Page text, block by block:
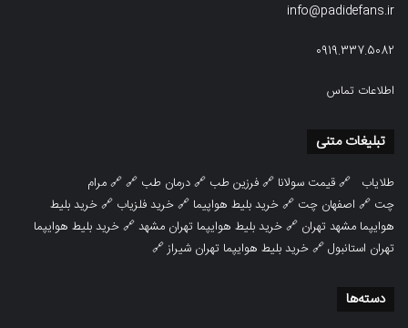
info@padidefans.ir
0919.337.5082
اطلاعات تماس
تبلیغات متنی
طلایاب 🔗قیمت سولانا 🔗فرزین طب 🔗درمان طب 🔗 🔗مرام
چت 🔗 اصفهان چت 🔗خرید بلیط هواپیما 🔗خرید فلزیاب 🔗خرید بلیط
هوایپما مشهد تهران 🔗خرید بلیط هوایپما تهران مشهد🔗خرید بلیط هوایپما
تهران استانبول🔗خرید بلیط هوایپما تهران شیراز🔗
دسته‌ها